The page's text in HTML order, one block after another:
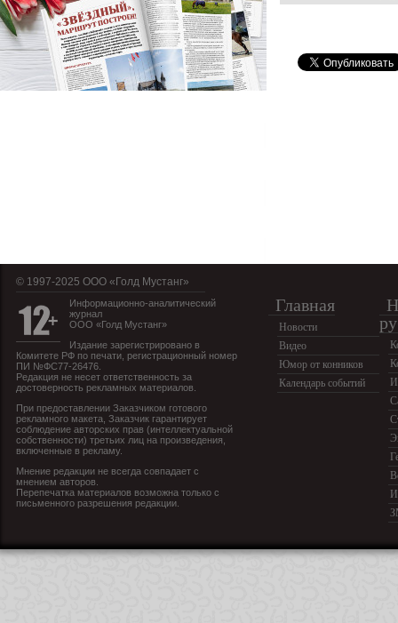
© 1997-2025 OOO «Голд Мустанг»
Информационно-аналитический
журнал
ООО «Голд Мустанг»
Издание зарегистрировано в
Комитете РФ по печати, регистрационный номер
ПИ №ФС77-26476.
Редакция не несет ответственность за
достоверность рекламных материалов.
При предоставлении Заказчиком готового
рекламного макета, Заказчик гарантирует
соблюдение авторских прав (интеллектуальной
собственности) третьих лиц на произведения,
включенные в рекламу.
Мнение редакции не всегда совпадает с
мнением авторов.
Перепечатка материалов возможна только с
письменного разрешения редакции.
Главная
Новости
Видео
Юмор от конников
Календарь событий